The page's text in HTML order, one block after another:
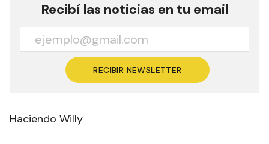
Recibí las noticias en tu email
RECIBIR NEWSLETTER
Haciendo Willy